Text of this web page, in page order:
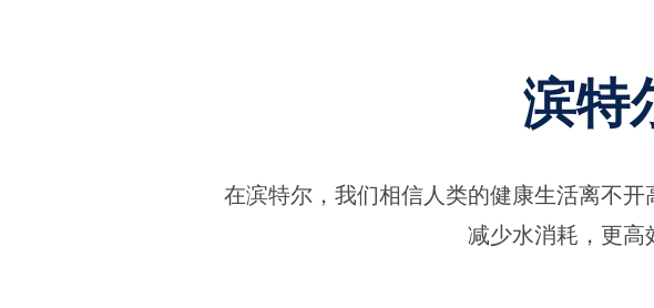
滨特
在滨特尔，我们相信人类的健康生活离不
减少水消耗，更高